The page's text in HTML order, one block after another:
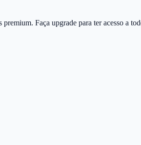
Faça upgrade para ter acesso a